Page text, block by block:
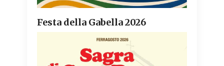
Festa della Gabella 2026